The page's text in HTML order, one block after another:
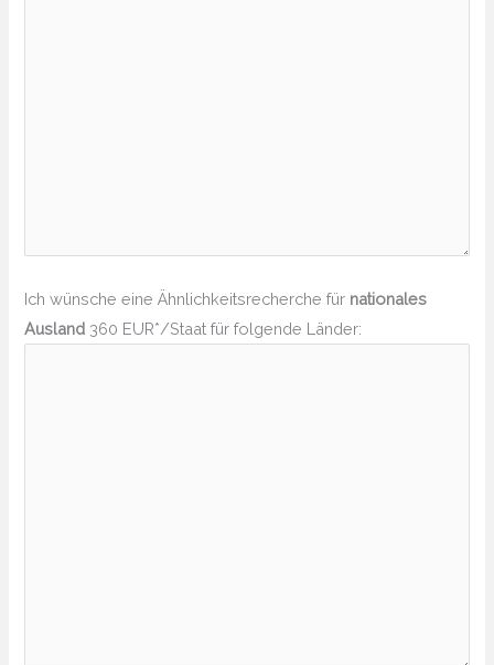
Ich wünsche eine Ähnlichkeitsrecherche für nationales
Ausland 360 EUR*/Staat für folgende Länder: